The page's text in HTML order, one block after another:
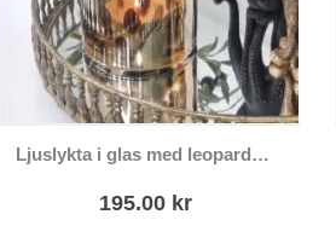
Ljuslykta i glas med leopardmönster
195.00 kr